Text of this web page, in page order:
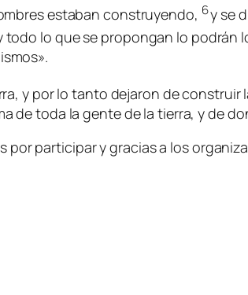
estaban construyendo, 6y se
lo que se propongan lo podrán
y por lo tanto dejaron de construir
de toda la gente de la tierra, y de
participar y gracias a los